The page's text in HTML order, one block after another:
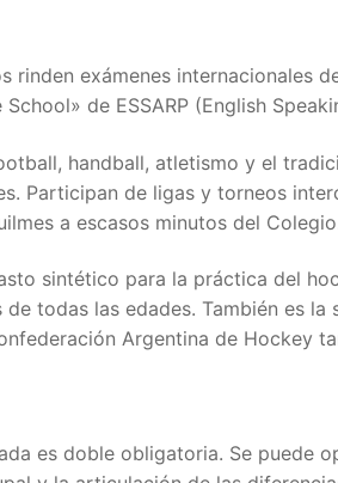
rinden exámenes internacionales
de ESSARP (English
handball, atletismo y el
Participan de ligas y torneos
a escasos minutos del
sintético para la práctica del
todas las edades. También es
Argentina de Hockey
es doble obligatoria. Se puede